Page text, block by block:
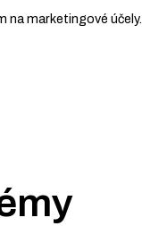
na marketingové účely.